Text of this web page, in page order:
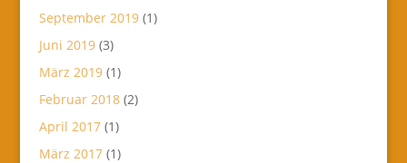
September 2019(1)
Juni 2019(3)
März 2019(1)
Februar 2018(2)
April 2017(1)
März 2017(1)